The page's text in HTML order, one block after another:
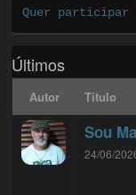
Quer participar
Últimos
Autor Título
Sou
24/06/